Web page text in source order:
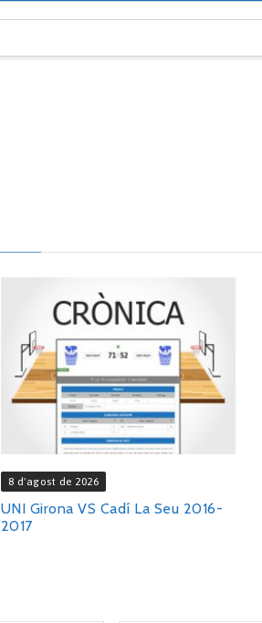
8 d'agost de 2026
UNI Girona VS Cadí La Seu 2016-
2017